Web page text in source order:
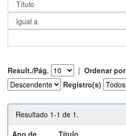
Result./Pág. | Ordenar por
Registro(s)
Resultado 1-1 de 1.
Ano de
Título